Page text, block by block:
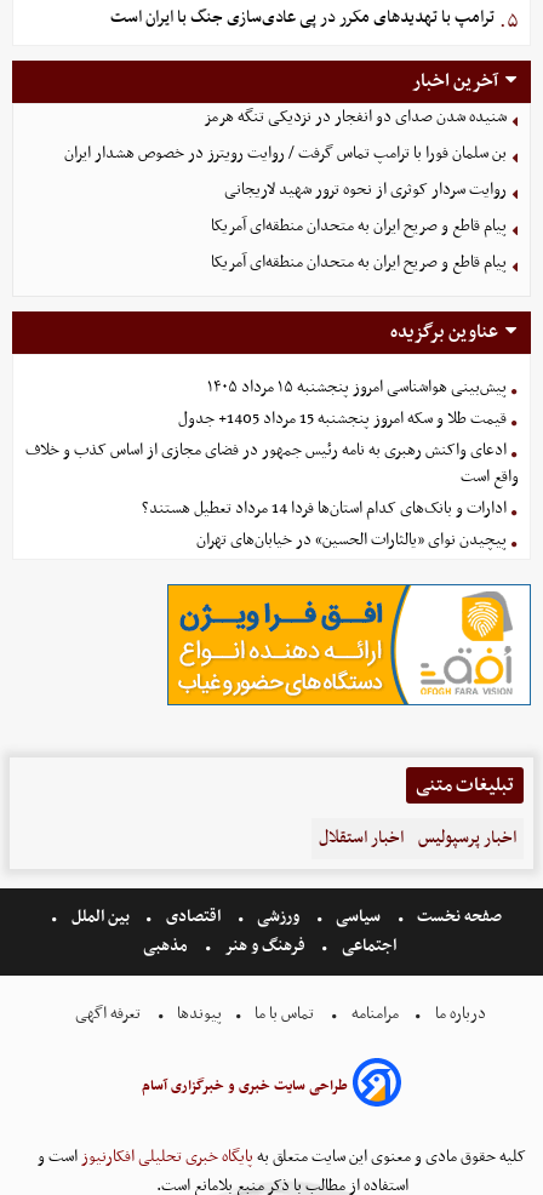
۵. ترامپ با تهدیدهای مکرر در پی عادی‌سازی جنگ با ایران است
آخرین اخبار
شنیده شدن صدای دو انفجار در نزدیکی تنگه هرمز
بن سلمان فورا با ترامپ تماس گرفت / روایت رویترز در خصوص هشدار ایران
روایت سردار کوثری از نحوه ترور شهید لاریجانی
پیام قاطع و صریح ایران به متحدان منطقه‌ای آمریکا
پیام قاطع و صریح ایران به متحدان منطقه‌ای آمریکا
عناوین برگزیده
پیش‌بینی هواشناسی امروز پنجشنبه ۱۵ مرداد ۱۴۰۵
قیمت طلا و سکه امروز پنجشنبه 15 مرداد 1405+ جدول
ادعای واکنش رهبری به نامه رئیس جمهور در فضای مجازی از اساس کذب و خلاف
واقع است
ادارات و بانک‌های کدام استان‌ها فردا 14 مرداد تعطیل هستند؟
پیچیدن نوای «یالثارات الحسین» در خیابان‌های تهران
تبلیغات متنی
اخبار پرسپولیس اخبار استقلال
صفحه نخست سیاسی ورزشی اقتصادی
بین الملل
اجتماعی
فرهنگ و هنر مذهبی
درباره ما مرامنامه تماس با ما پیوندها تعرفه اگهی
طراحی سایت خبری و خبرگزاری آسام
کلیه حقوق مادی و معنوی این سایت متعلق بهپایگاه خبری تحلیلی افکارنیوز است و
استفاده از مطالب با ذکر منبع بلامانع است.